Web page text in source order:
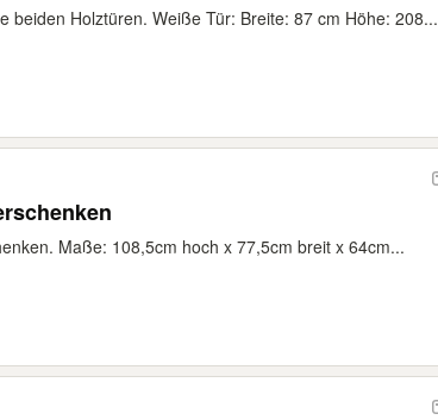
beiden Holztüren. Weiße Tür: Breite: 87 cm Höhe: 208...
Maße: 108,5cm hoch x 77,5cm breit x 64cm...